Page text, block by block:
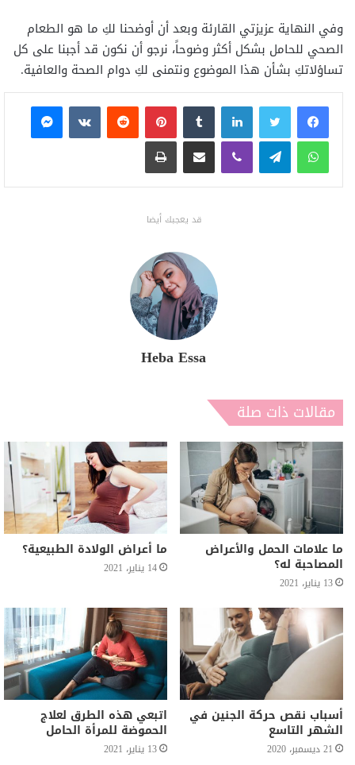
وفي النهاية عزيزتي القارئة وبعد أن أوضحنا لكِ ما هو الطعام
الصحي للحامل بشكل أكثر وضوحاً، نرجو أن نكون قد أجبنا على كل
تساؤلاتكِ بشأن هذا الموضوع ونتمنى لكِ دوام الصحة والعافية.
فيسبوكتويتر لينكدإن بينتيريست
ماسنجر
واتساب تيلقرام ڤايبر مشاركة عبر البريد طباعة
قد يعجبك أيضا
Heba Essa
مقالات ذات صلة
ما علامات الحمل والأعراض
المصاحبة له؟
13 يناير، 2021
ما أعراض الولادة الطبيعية؟
14 يناير، 2021
أسباب نقص حركة الجنين في
الشهر التاسع
21 ديسمبر، 2020
اتبعي هذه الطرق لعلاج
الحموضة للمرأة الحامل
13 يناير، 2021